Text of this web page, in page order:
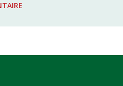
WAF - OCS au